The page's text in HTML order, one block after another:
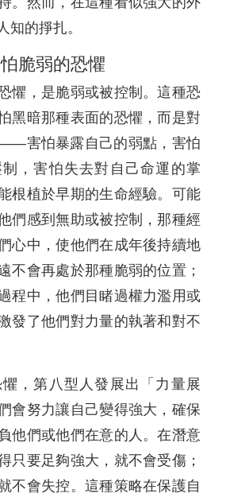
知的掙扎。
脆弱的恐懼
懼，是脆弱或被控制。這種恐
黑暗那種表面的恐懼，而是對
害怕暴露自己的弱點，害怕
，害怕失去對自己命運的掌
根植於早期的生命經驗。可能
們感到無助或被控制，那種經
心中，使他們在成年後持續地
不會再處於那種脆弱的位置；
程中，他們目睹過權力濫用或
發了他們對力量的執著和對不
，第八型人發展出「力量展
會努力讓自己變得強大，確保
他們或他們在意的人。在潛意
只要足夠強大，就不會受傷；
不會失控。這種策略在保護自